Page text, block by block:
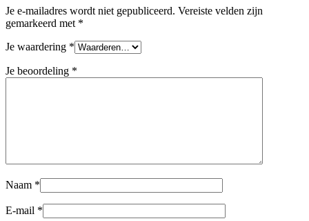
Je e-mailadres wordt niet gepubliceerd. Vereiste velden zijn
gemarkeerd met *
Je waardering *
Je beoordeling *
Naam *
E-mail *